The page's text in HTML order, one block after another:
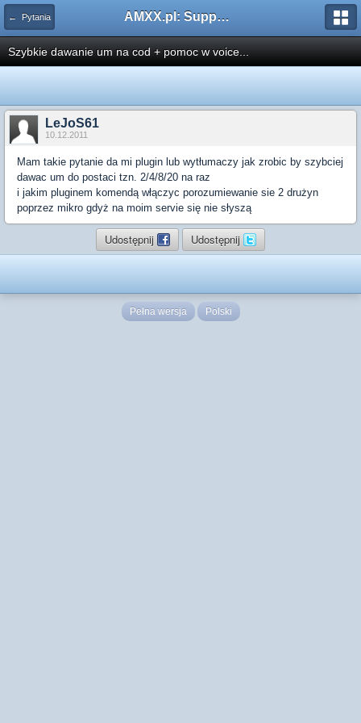
← Pytania AMXX.pl: Support AMX Mod X i SourceMod
Szybkie dawanie um na cod + pomoc w voice...
LeJoS61
10.12.2011
Mam takie pytanie da mi plugin lub wytłumaczy jak zrobic by szybciej
dawac um do postaci tzn. 2/4/8/20 na raz
i jakim pluginem komendą włączyc porozumiewanie sie 2 drużyn
poprzez mikro gdyż na moim servie się nie słyszą
Udostępnij Udostępnij
Pełna wersja Polski